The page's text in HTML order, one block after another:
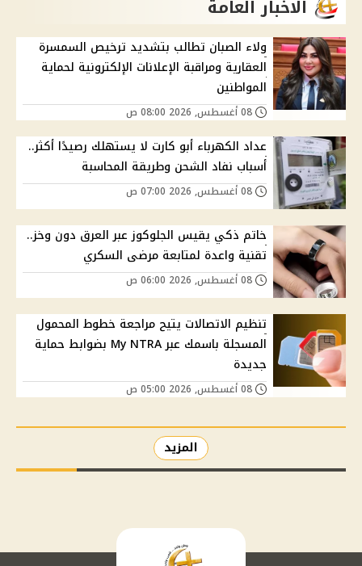
الاخبار العامة
ولاء الصبان تطالب بتشديد ترخيص السمسرة
العقارية ومراقبة الإعلانات الإلكترونية لحماية
المواطنين
عداد الكهرباء أبو كارت لا يستهلك رصيدًا أكثر..
أسباب نفاد الشحن وطريقة المحاسبة
خاتم ذكي يقيس الجلوكوز عبر العرق دون وخز..
تقنية واعدة لمتابعة مرضى السكري
تنظيم الاتصالات يتيح مراجعة خطوط المحمول
المسجلة باسمك عبر My NTRA بضوابط حماية
جديدة
المزيد